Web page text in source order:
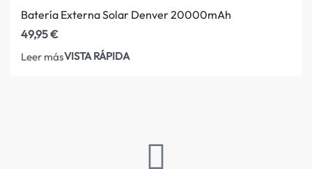
Batería Externa Solar Denver 20000mAh
49,95€
Leer másVISTA RÁPIDA